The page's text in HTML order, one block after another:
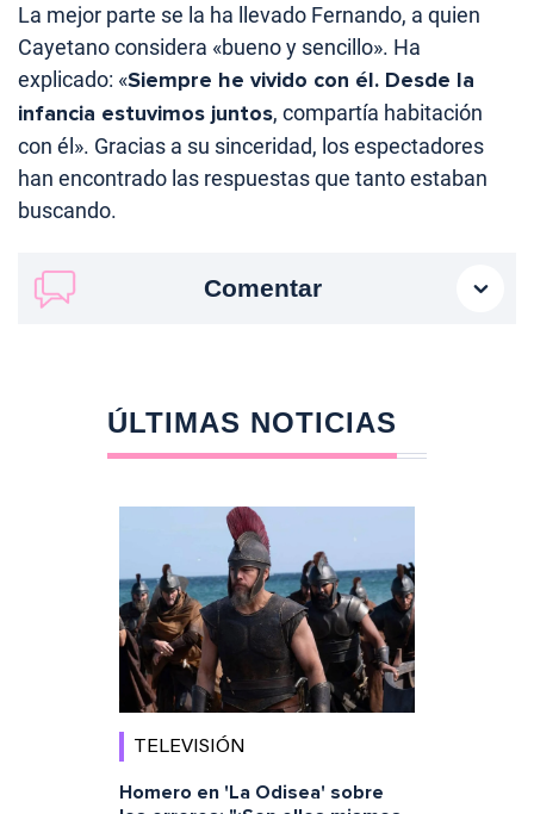
La mejor parte se la ha llevado Fernando, a quien
Cayetano considera «bueno y sencillo». Ha
explicado: «Siempre he vivido con él. Desde la
infancia estuvimos juntos, compartía habitación
con él». Gracias a su sinceridad, los espectadores
han encontrado las respuestas que tanto estaban
buscando.
Comentar
ÚLTIMAS NOTICIAS
TELEVISIÓN
Homero en 'La Odisea' sobre